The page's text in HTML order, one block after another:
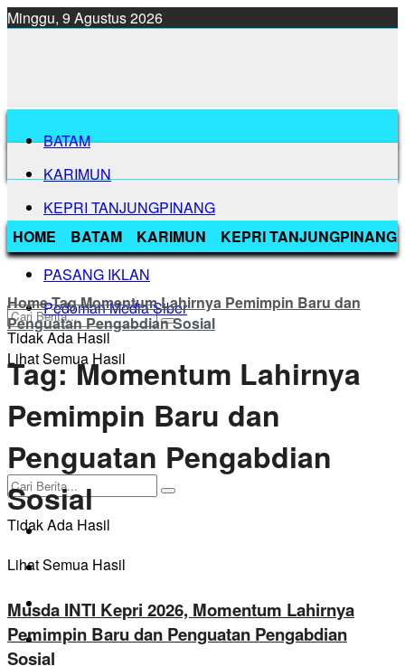
Minggu, 9 Agustus 2026
Tidak Ada Hasil
Lihat Semua Hasil
BATAM
KARIMUN
KEPRI TANJUNGPINANG
BINTAN
PASANG IKLAN
Pedoman Media Siber
BATAM
KARIMUN
KEPRI TANJUNGPINANG
BINTAN
PASANG IKLAN
Pedoman Media Siber
Tidak Ada Hasil
Lihat Semua Hasil
HOME BATAM KARIMUN KEPRI TANJUNGPINANG
HomeTagMomentum Lahirnya Pemimpin Baru dan
Penguatan Pengabdian Sosial
Tag:Momentum Lahirnya
Pemimpin Baru dan
Penguatan Pengabdian
Sosial
Musda INTI Kepri 2026, Momentum Lahirnya
Pemimpin Baru dan Penguatan Pengabdian
Sosial